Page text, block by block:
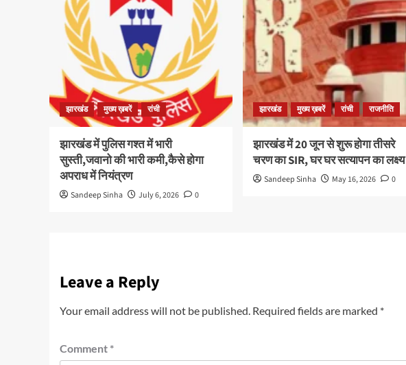
झारखंड मुख्य ख़बरें रांची
झारखंड में पुलिस गश्त में भारी
सुस्ती,जवानो की भारी कमी,कैसे होगा
अपराध में नियंत्रण
Sandeep Sinha July 6, 2026 0
झारखंड मुख्य ख़बरें रांची राजनीति
झारखंड में 20 जून से शुरू होगा तीसरे
चरण का SIR, घर घर सत्यापन का लक्ष्य
Sandeep Sinha May 16, 2026 0
Leave a Reply
Your email address will not be published. Required fields are marked *
Comment *